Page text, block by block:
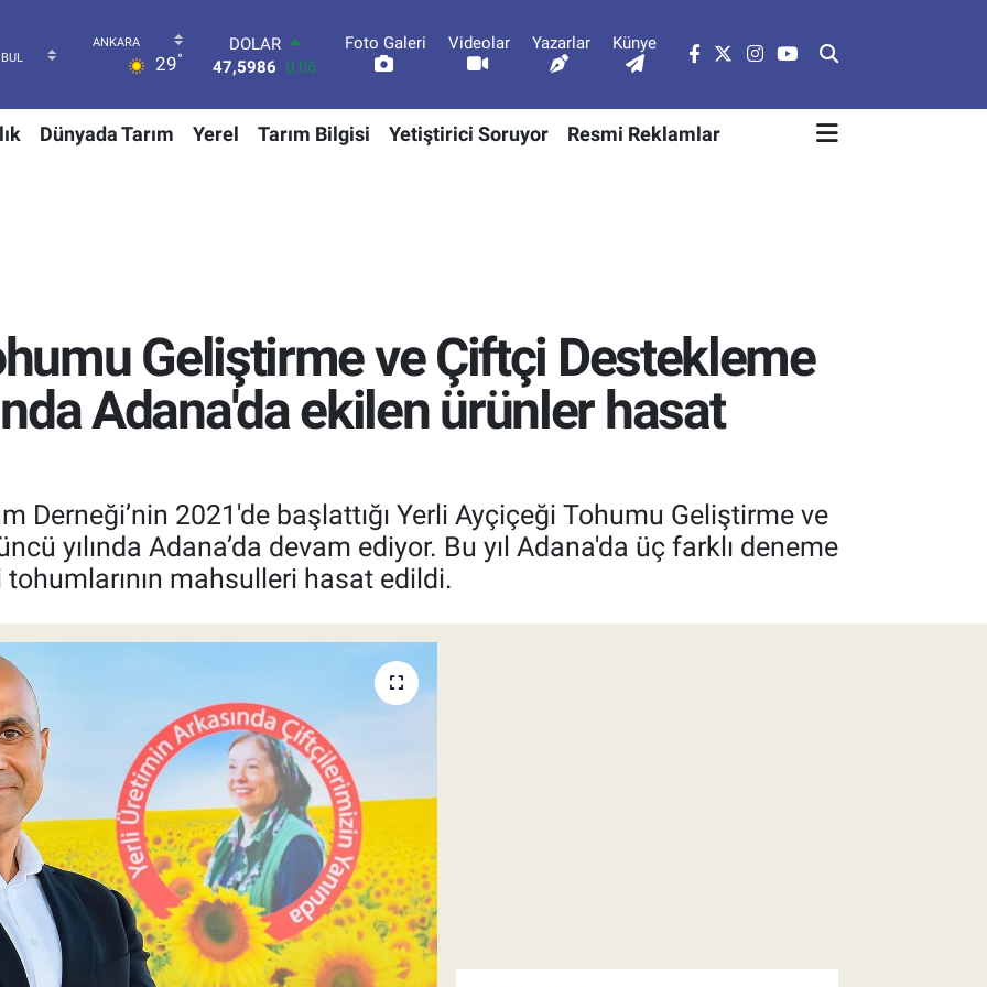
29°
DOLAR
47,5986 0.06
55,0700 0.1
STERLİN
Foto Galeri Videolar Yazarlar Künye
Dünyada Tarım Yerel Tarım Bilgisi Yetiştirici Soruyor Resmi Reklamlar
Geliştirme ve Çiftçi Destekleme
Adana'da ekilen ürünler hasat
Derneği’nin 2021'de başlattığı Yerli Ayçiçeği Tohumu Geliştirme ve
yılında Adana’da devam ediyor. Bu yıl Adana'da üç farklı deneme
mahsulleri hasat edildi.